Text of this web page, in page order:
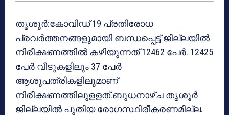
തൃശൂർ:കോവിഡ് 19 പ്രതിരോധ
പ്രവർത്തനങ്ങളുമായി ബന്ധപ്പെട്ട് ജില്ലയിൽ
നിരീക്ഷണത്തിൽ കഴിയുന്നത് 12462 പേർ. 12425
പേർ വീടുകളിലും 37 പേർ
ആശുപത്രികളിലുമാണ്
നിരീക്ഷണത്തിലുളളത്.ബുധനാഴ്ച തൃശൂർ
ജില്ലയിൽ പുതിയ രോഗസ്ഥിരീകരണമില്ല.